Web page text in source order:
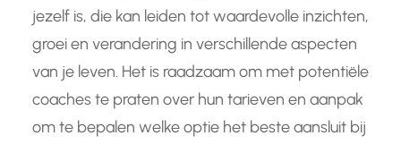
jezelf is, die kan leiden tot waardevolle inzichten,
groei en verandering in verschillende aspecten
van je leven. Het is raadzaam om met potentiële
coaches te praten over hun tarieven en aanpak
om te bepalen welke optie het beste aansluit bij